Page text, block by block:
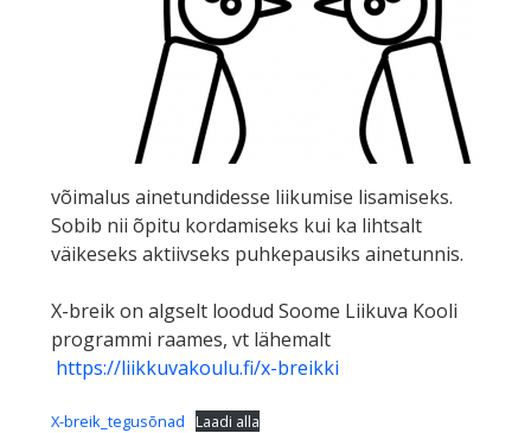
võimalus ainetundidesse liikumise lisamiseks.
Sobib nii õpitu kordamiseks kui ka lihtsalt
väikeseks aktiivseks puhkepausiks ainetunnis.
X-breik on algselt loodud Soome Liikuva Kooli
programmi raames, vt lähemalt
https://liikkuvakoulu.fi/x-breikki
X-breik_tegusõnad Laadi alla